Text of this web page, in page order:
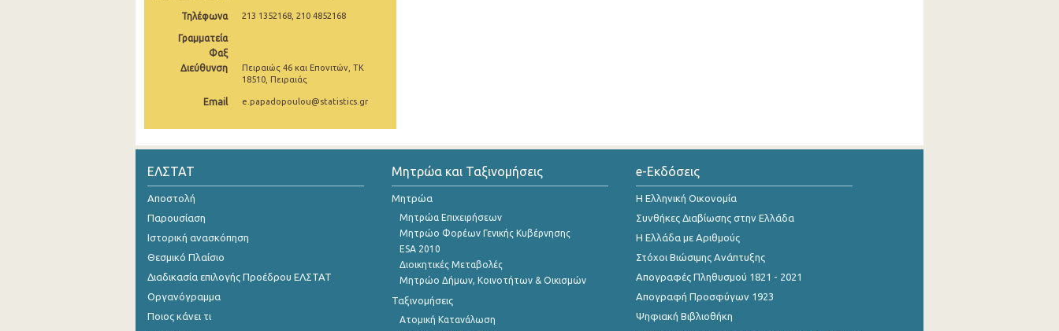
Σεπτεμβρίου 2024
Αυγούστου 2024
Μαΐου 2024
Απριλίου 2024
Μαρτίου 2024
Φεβρουαρίου 2024
Ιανουαρίου 2024
Νοεμβρίου 2023
Τηλέφωνα 213 1352168, 210 4852168
Γραμματεία
Φαξ
Διεύθυνση
Πειραιώς 46 και Επονιτών, ΤΚ
18510, Πειραιάς
Email e.papadopoulou@statistics.gr
ΕΛΣΤΑΤ
Αποστολή
Παρουσίαση
Ιστορική ανασκόπηση
Θεσμικό Πλαίσιο
Διαδικασία επιλογής Προέδρου ΕΛΣΤΑΤ
Οργανόγραμμα
Ποιος κάνει τι
Μητρώα και Ταξινομήσεις
Μητρώα
Μητρώα Επιχειρήσεων
Μητρώο Φορέων Γενικής Κυβέρνησης
ESA 2010
Διοικητικές Μεταβολές
Μητρώο Δήμων, Κοινοτήτων & Οικισμών
Ταξινομήσεις
Ατομική Κατανάλωση
e-Εκδόσεις
Η Ελληνική Οικονομία
Συνθήκες Διαβίωσης στην Ελλάδα
Η Ελλάδα με Αριθμούς
Στόχοι Βιώσιμης Ανάπτυξης
Απογραφές Πληθυσμού 1821 - 2021
Απογραφή Προσφύγων 1923
Ψηφιακή Βιβλιοθήκη